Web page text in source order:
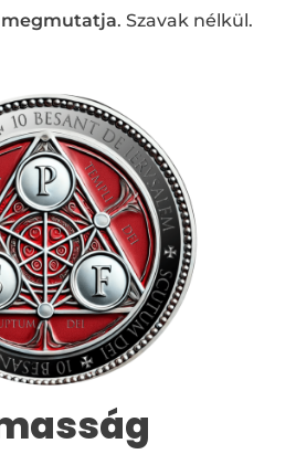
megmutatja. Szavak nélkül.